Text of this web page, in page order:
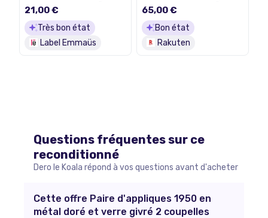
classique
21,00 €
Très bon état
Label Emmaüs
65,00 €
Bon état
Rakuten
Questions fréquentes sur ce
reconditionné
Dero le Koala répond à vos questions avant d'acheter
Cette offre Paire d'appliques 1950 en
métal doré et verre givré 2 coupelles